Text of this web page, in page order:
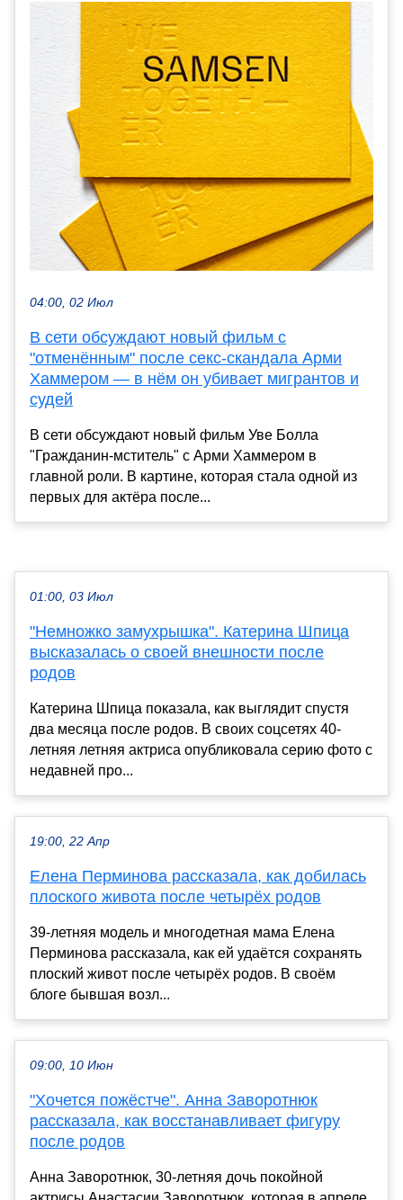
04:00, 02 Июл
В сети обсуждают новый фильм с
"отменённым" после секс-скандала Арми
Хаммером — в нём он убивает мигрантов и
судей
В сети обсуждают новый фильм Уве Болла
"Гражданин-мститель" с Арми Хаммером в
главной роли. В картине, которая стала одной из
первых для актёра после...
01:00, 03 Июл
"Немножко замухрышка". Катерина Шпица
высказалась о своей внешности после
родов
Катерина Шпица показала, как выглядит спустя
два месяца после родов. В своих соцсетях 40-
летняя летняя актриса опубликовала серию фото с
недавней про...
19:00, 22 Апр
Елена Перминова рассказала, как добилась
плоского живота после четырёх родов
39-летняя модель и многодетная мама Елена
Перминова рассказала, как ей удаётся сохранять
плоский живот после четырёх родов. В своём
блоге бывшая возл...
09:00, 10 Июн
"Хочется пожёстче". Анна Заворотнюк
рассказала, как восстанавливает фигуру
после родов
Анна Заворотнюк, 30-летняя дочь покойной